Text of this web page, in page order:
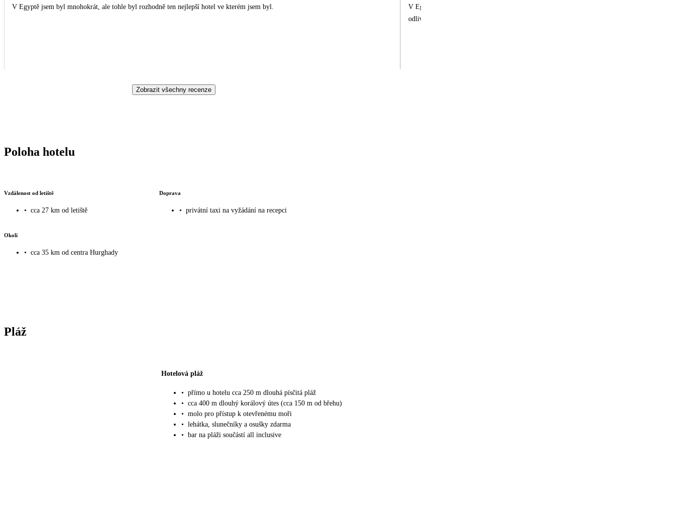
V Egyptě jsem byl mnohokrát, ale tohle byl rozhodně ten nejlepší hotel ve kterém jsem byl.
V Egyptě jsme byli po dvacáté a tenhle hotel je jednoznačně jeden z nejlepších, co jsme
odliv. Super vynikající tu bylo jídlo
Zobrazit všechny recenze
Poloha hotelu
Vzdálenost od letiště
• cca 27 km od letiště
Doprava
• privátní taxi na vyžádání na recepci
Okolí
• cca 35 km od centra Hurghady
Pláž
Hotelová pláž
• přímo u hotelu cca 250 m dlouhá písčitá pláž
• cca 400 m dlouhý korálový útes (cca 150 m od břehu)
• molo pro přístup k otevřenému moři
• lehátka, slunečníky a osušky zdarma
• bar na pláži součástí all inclusive